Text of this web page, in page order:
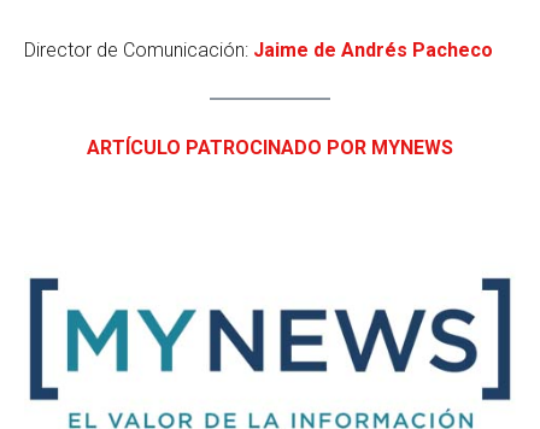
Director de Comunicación: Jaime de Andrés Pacheco
ARTÍCULO PATROCINADO POR MYNEWS